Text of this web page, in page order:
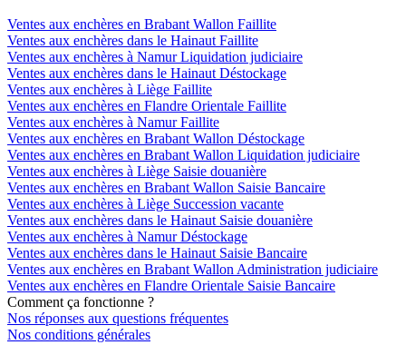
Ventes aux enchères en Brabant Wallon Faillite
Ventes aux enchères dans le Hainaut Faillite
Ventes aux enchères à Namur Liquidation judiciaire
Ventes aux enchères dans le Hainaut Déstockage
Ventes aux enchères à Liège Faillite
Ventes aux enchères en Flandre Orientale Faillite
Ventes aux enchères à Namur Faillite
Ventes aux enchères en Brabant Wallon Déstockage
Ventes aux enchères en Brabant Wallon Liquidation judiciaire
Ventes aux enchères à Liège Saisie douanière
Ventes aux enchères en Brabant Wallon Saisie Bancaire
Ventes aux enchères à Liège Succession vacante
Ventes aux enchères dans le Hainaut Saisie douanière
Ventes aux enchères à Namur Déstockage
Ventes aux enchères dans le Hainaut Saisie Bancaire
Ventes aux enchères en Brabant Wallon Administration judiciaire
Ventes aux enchères en Flandre Orientale Saisie Bancaire
Comment ça fonctionne ?
Nos réponses aux questions fréquentes
Nos conditions générales